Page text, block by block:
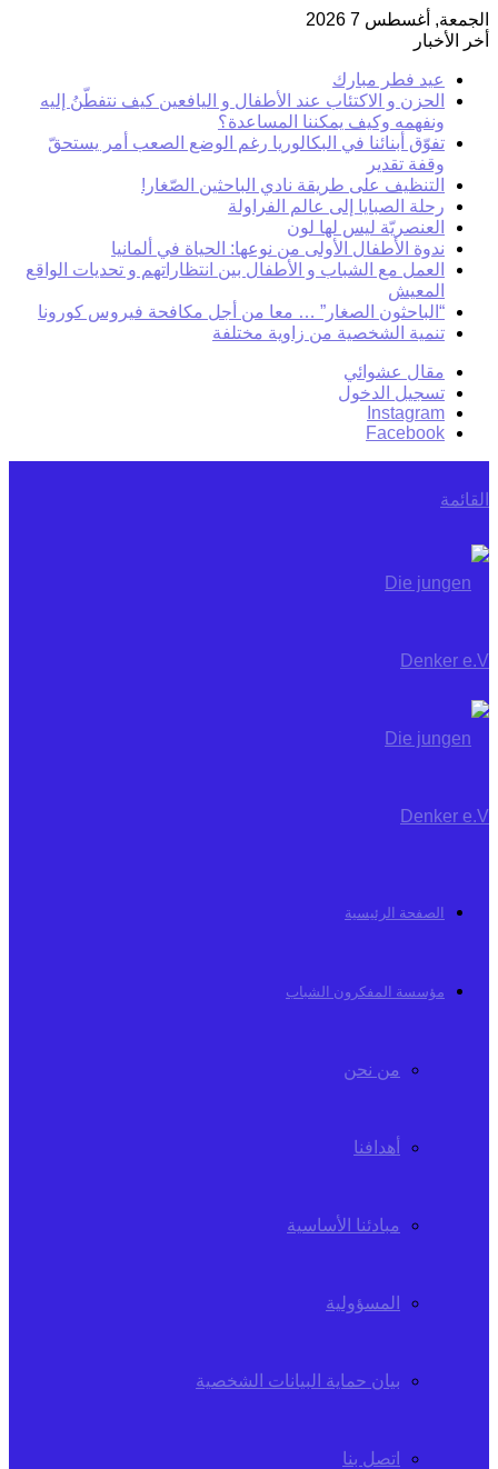
الجمعة, أغسطس 7 2026
أخر الأخبار
عيد فطر مبارك
الحزن و الاكتئاب عند الأطفال و اليافعين كيف نتفطّنُ إليه
ونفهمه وكيف يمكننا المساعدة؟
تفوّق أبنائنا في البكالوريا رغم الوضع الصعب أمر يستحقّ
وقفة تقدير
التنظيف على طريقة نادي الباحثين الصّغار!
رحلة الصبايا إلى عالم الفراولة
العنصريّة ليس لها لون
ندوة الأطفال الأولى من نوعها: الحياة في ألمانيا
العمل مع الشباب و الأطفال بين انتظاراتهم و تحديات الواقع
المعيش
“الباحثون الصغار” … معا من أجل مكافحة فيروس كورونا
تنمية الشخصية من زاوية مختلفة
مقال عشوائي
تسجيل الدخول
Instagram
Facebook
القائمة
الصفحة الرئيسية
مؤسسة المفكرون الشباب
من نحن
أهدافنا
مبادئنا الأساسية
المسؤولية
بيان حماية البيانات الشخصية
اتصل بنا